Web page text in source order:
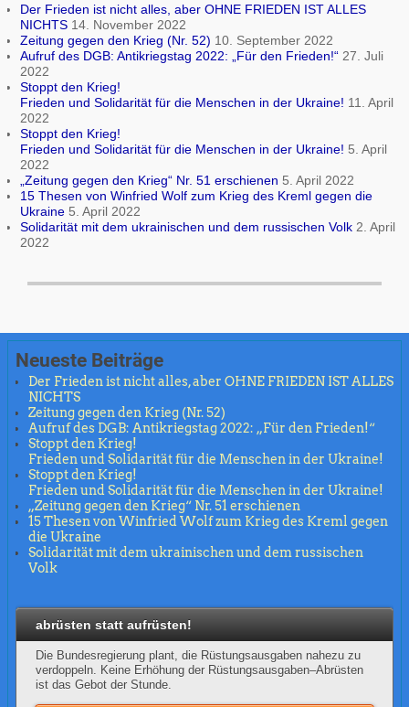
Der Frieden ist nicht alles, aber OHNE FRIEDEN IST ALLES
NICHTS 14. November 2022
Zeitung gegen den Krieg (Nr. 52) 10. September 2022
Aufruf des DGB: Antikriegstag 2022: „Für den Frieden!“ 27. Juli
2022
Stoppt den Krieg!
Frieden und Solidarität für die Menschen in der Ukraine! 11. April
2022
Stoppt den Krieg!
Frieden und Solidarität für die Menschen in der Ukraine! 5. April
2022
„Zeitung gegen den Krieg“ Nr. 51 erschienen 5. April 2022
15 Thesen von Winfried Wolf zum Krieg des Kreml gegen die
Ukraine 5. April 2022
Solidarität mit dem ukrainischen und dem russischen Volk 2. April
2022
Neueste Beiträge
Der Frieden ist nicht alles, aber OHNE FRIEDEN IST ALLES
NICHTS
Zeitung gegen den Krieg (Nr. 52)
Aufruf des DGB: Antikriegstag 2022: „Für den Frieden!“
Stoppt den Krieg!
Frieden und Solidarität für die Menschen in der Ukraine!
Stoppt den Krieg!
Frieden und Solidarität für die Menschen in der Ukraine!
„Zeitung gegen den Krieg“ Nr. 51 erschienen
15 Thesen von Winfried Wolf zum Krieg des Kreml gegen
die Ukraine
Solidarität mit dem ukrainischen und dem russischen
Volk
abrüsten statt aufrüsten!
Die Bundesregierung plant, die Rüstungsausgaben nahezu zu
verdoppeln. Keine Erhöhung der Rüstungsausgaben–Abrüsten
ist das Gebot der Stunde.